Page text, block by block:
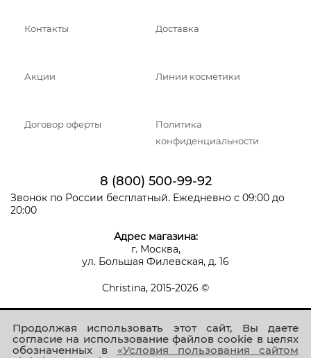
Продолжая использовать этот сайт, Вы даете
согласие на использование файлов cookie в целях
обозначенных в «Условия пользования сайтом
Контакты Доставка
Акции Линии косметики
Договор оферты
Политика
конфиденциальности
8 (800) 500-99-92
Звонок по России бесплатный. Ежедневно с 09:00 до
20:00
Адрес магазина:
г. Москва,
ул. Большая Филевская, д. 16
Christina, 2015-2026 ©